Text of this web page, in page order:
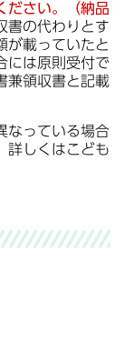
ださい。（納品
書の代わりとす
が載っていたと
には原則受付で
兼領収書と記載
なっている場合
詳しくはこども